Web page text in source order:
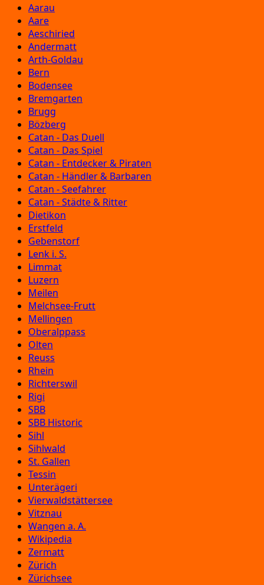
Aarau
Aare
Aeschiried
Andermatt
Arth-Goldau
Bern
Bodensee
Bremgarten
Brugg
Bözberg
Catan - Das Duell
Catan - Das Spiel
Catan - Entdecker & Piraten
Catan - Händler & Barbaren
Catan - Seefahrer
Catan - Städte & Ritter
Dietikon
Erstfeld
Gebenstorf
Lenk i. S.
Limmat
Luzern
Meilen
Melchsee-Frutt
Mellingen
Oberalppass
Olten
Reuss
Rhein
Richterswil
Rigi
SBB
SBB Historic
Sihl
Sihlwald
St. Gallen
Tessin
Unterägeri
Vierwaldstättersee
Vitznau
Wangen a. A.
Wikipedia
Zermatt
Zürich
Zürichsee